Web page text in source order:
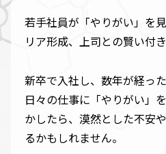
若手社員が「やりがい」を
リア形成、上司との賢い付
新卒で入社し、数年が経っ
日々の仕事に「やりがい」
かしたら、漠然とした不安
るかもしれません。